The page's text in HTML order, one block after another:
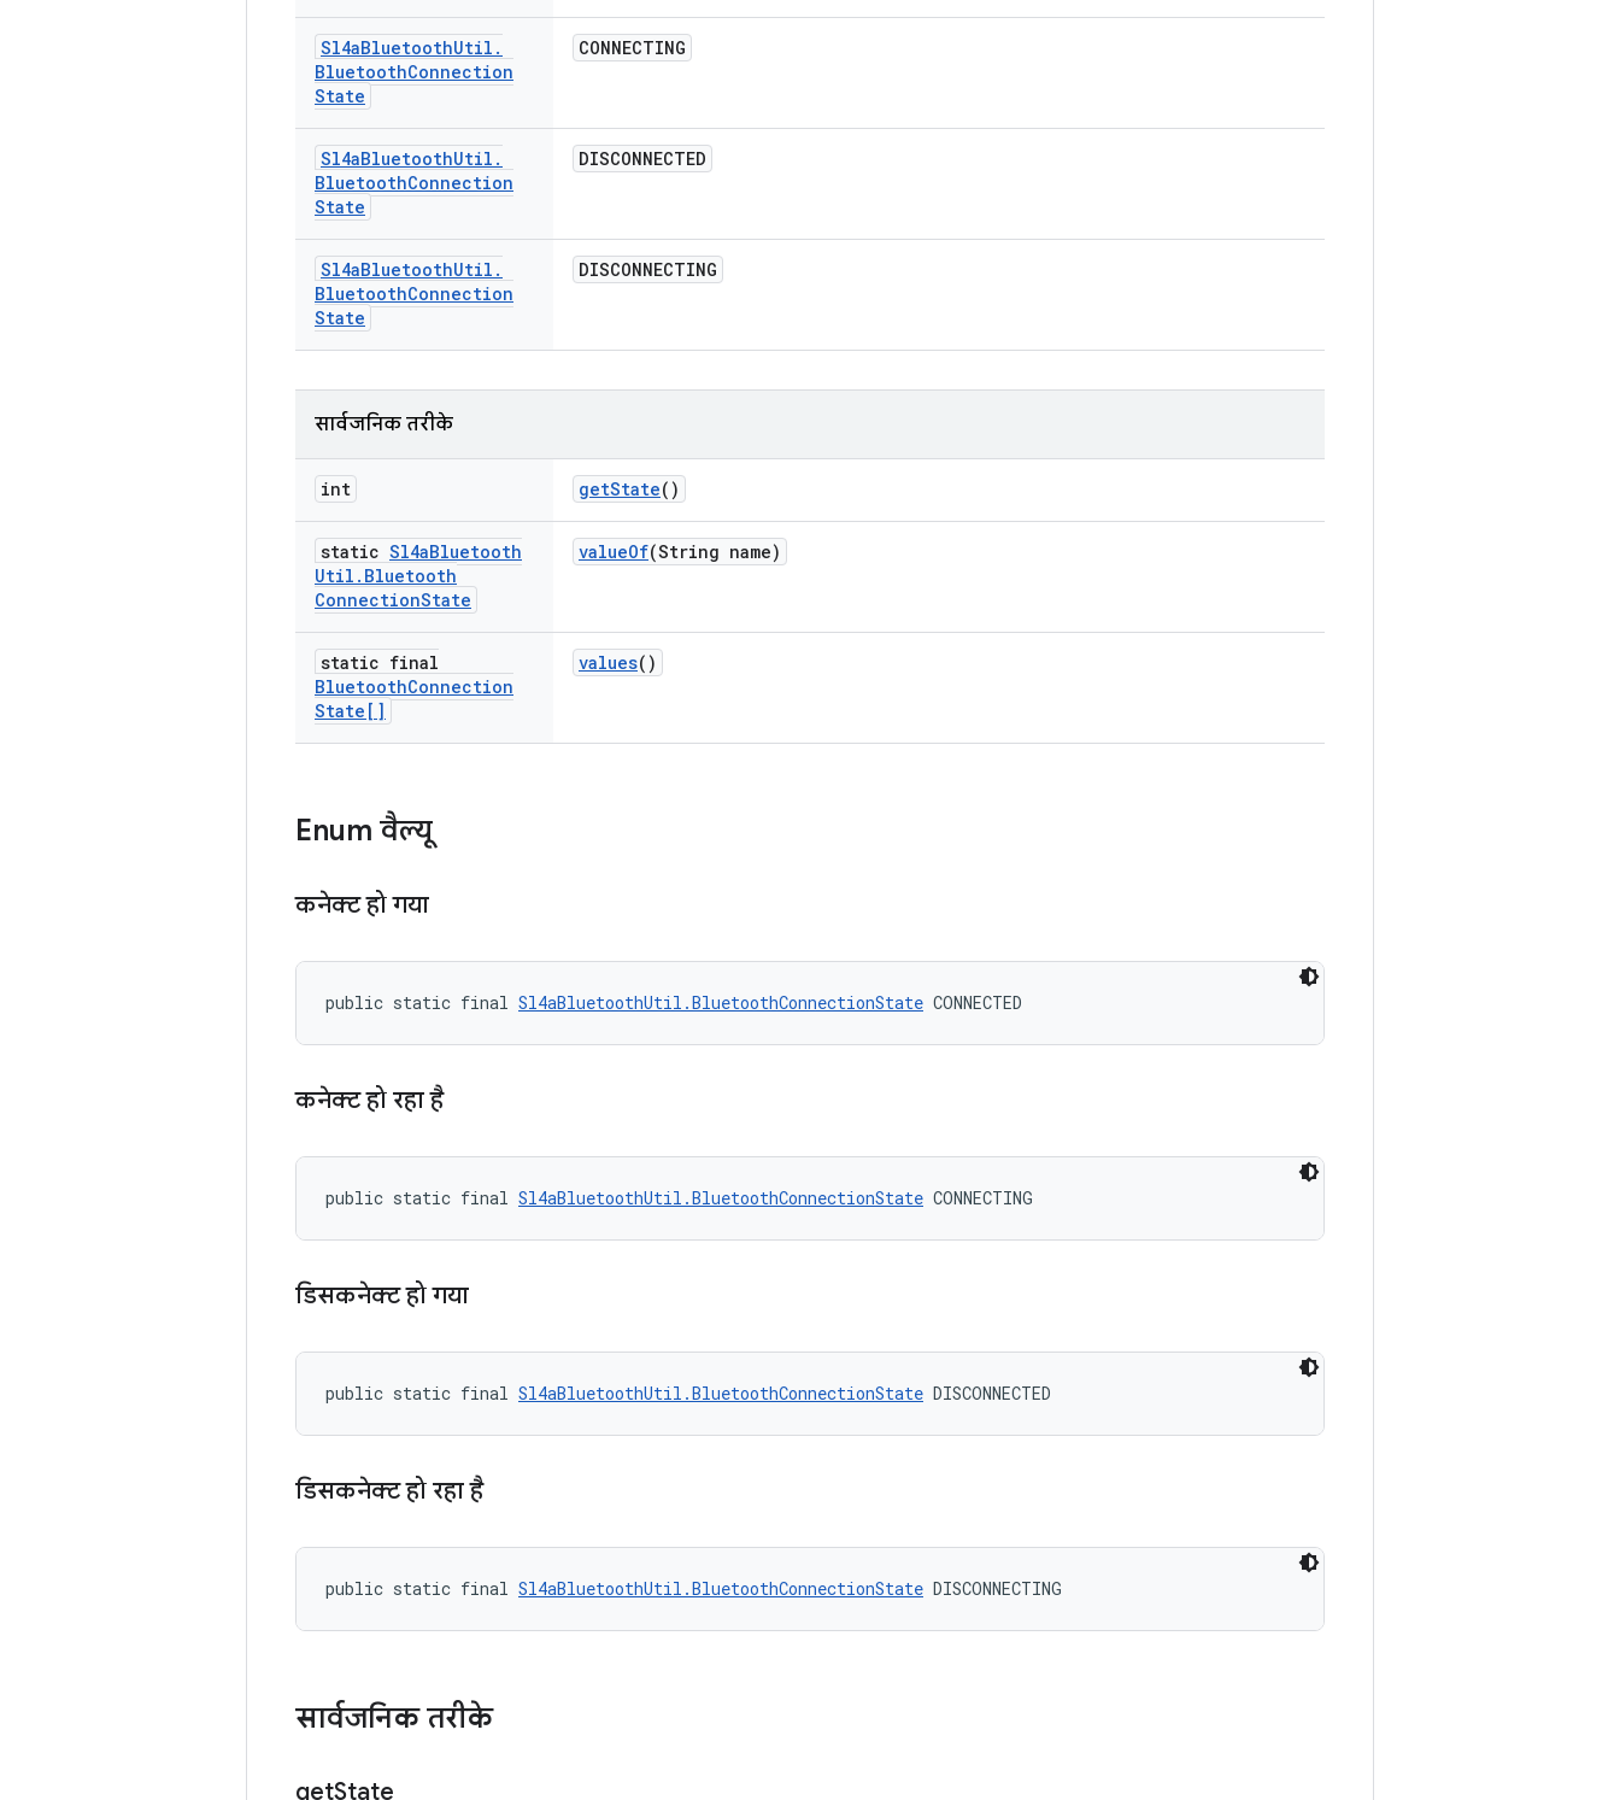
Sl4aBluetoothUtil .
BluetoothConnection
State
CONNECTING
Sl4aBluetoothUtil .
BluetoothConnection
State
DISCONNECTED
Sl4aBluetoothUtil .
BluetoothConnection
State
DISCONNECTING
सार्वजनिक तरीके
int getState()
static Sl4aBluetooth
Util . Bluetooth
ConnectionState
valueOf(String name)
static final
BluetoothConnection
State[]
values()
Enum वैल्यू
कनेक्ट हो गया
public static final Sl4aBluetoothUtil.BluetoothConnectionState CONNECTED
कनेक्ट हो रहा है
public static final Sl4aBluetoothUtil.BluetoothConnectionState CONNECTING
डिसकनेक्ट हो गया
public static final Sl4aBluetoothUtil.BluetoothConnectionState DISCONNECTED
डिसकनेक्ट हो रहा है
public static final Sl4aBluetoothUtil.BluetoothConnectionState DISCONNECTING
सार्वजनिक तरीके
getState